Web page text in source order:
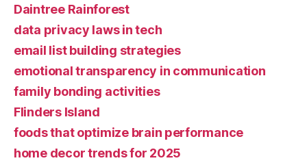
Daintree Rainforest
data privacy laws in tech
email list building strategies
emotional transparency in communication
family bonding activities
Flinders Island
foods that optimize brain performance
home decor trends for 2025